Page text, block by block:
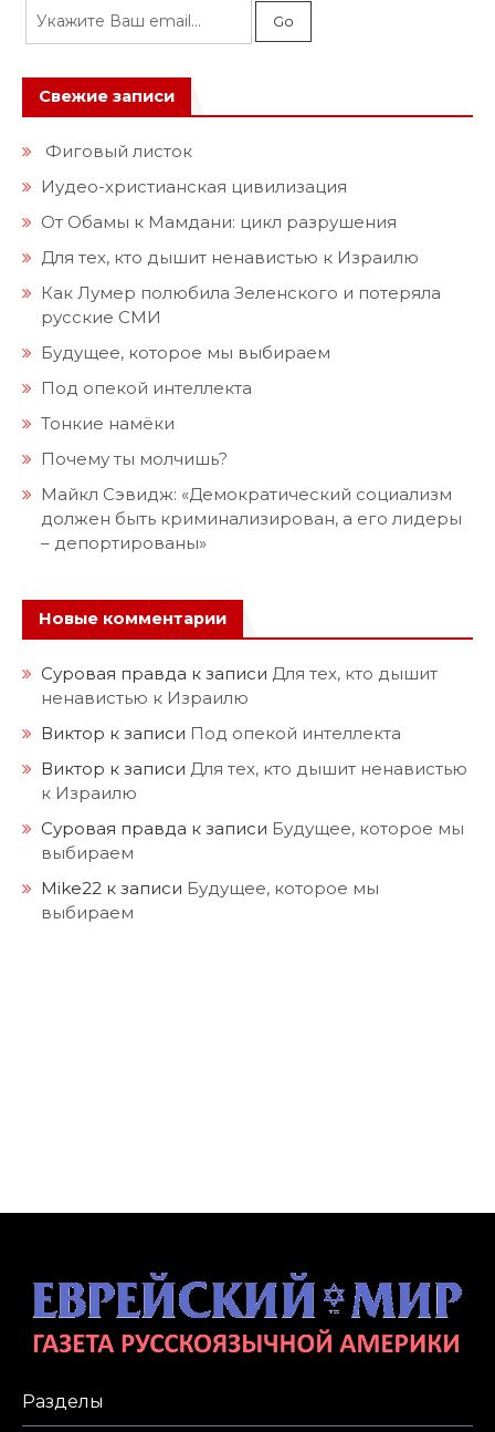
Свежие записи
Фиговый листок
Иудео-христианская цивилизация
От Обамы к Мамдани: цикл разрушения
Для тех, кто дышит ненавистью к Израилю
Как Лумер полюбила Зеленского и потеряла
русские СМИ
Будущее, которое мы выбираем
Под опекой интеллекта
Тонкие намёки
Почему ты молчишь?
Майкл Сэвидж: «Демократический социализм
должен быть криминализирован, а его лидеры
– депортированы»
Новые комментарии
Суровая правда к записи Для тех, кто дышит
ненавистью к Израилю
Виктор к записи Под опекой интеллекта
Виктор к записи Для тех, кто дышит ненавистью
к Израилю
Суровая правда к записи Будущее, которое мы
выбираем
Mike22 к записи Будущее, которое мы
выбираем
Разделы